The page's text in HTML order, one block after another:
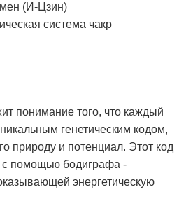
(И-Цзин)
система чакр
понимание того, что каждый
генетическим кодом,
природу и потенциал. Этот код
помощью бодиграфа -
энергетическую